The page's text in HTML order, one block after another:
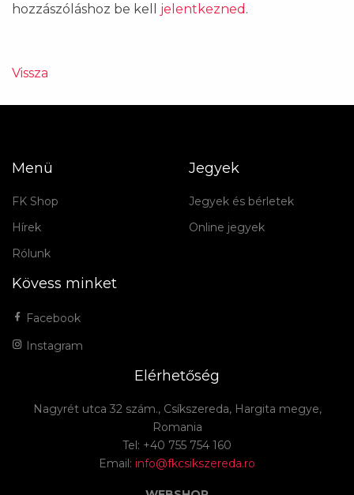
hozzászóláshoz be kell jelentkezned .
Vissza
Menü
FK Shop
Hírek
Rólunk
Jegyek
Jegyek és bérletek
Online jegyek
Kövess minket
Facebook
Instagram
Elérhetőség
Nagyrét utca 32 szám., Csíkszereda, Hargita megye,
Romania
Tel: +40 755 754 160
Email: info@fkcsikszereda.ro